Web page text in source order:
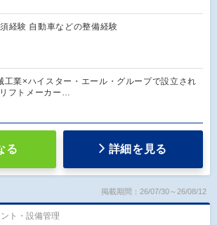
経験 自動車などの整備経験
工業×ハイスター・エール・グループで設立され
フトメーカー…
る 詳細を見る
掲載期間：26/07/30～26/08/12
ト・設備管理